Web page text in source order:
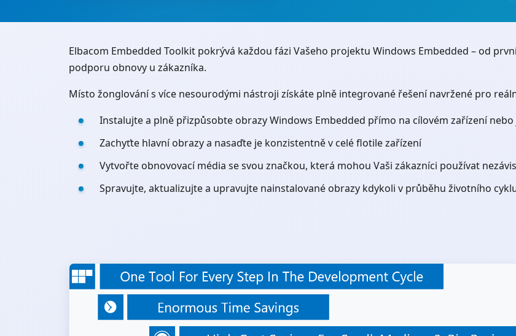
Elbacom Embedded Toolkit pokrývá každou fázi Vašeho projektu Windows Embedded – od
podporu obnovy u zákazníka.
Místo žonglování s více nesourodými nástroji získáte plně integrované řešení navržené pro
Instalujte a plně přizpůsobte obrazy Windows Embedded přímo na cílovém zařízení
Zachyťte hlavní obrazy a nasaďte je konzistentně v celé flotile zařízení
Vytvořte obnovovací média se svou značkou, která mohou Vaši zákazníci používat
Spravujte, aktualizujte a upravujte nainstalované obrazy kdykoli v průběhu životního